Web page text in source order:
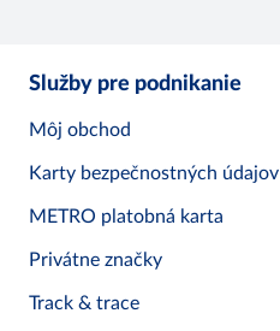
Služby pre podnikanie
Môj obchod
Karty bezpečnostných údajov
METRO platobná karta
Privátne značky
Track & trace